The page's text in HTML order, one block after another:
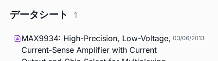
データシート 1
MAX9934: High-Precision, Low-Voltage,
Current-Sense Amplifier with Current
03/06/2013